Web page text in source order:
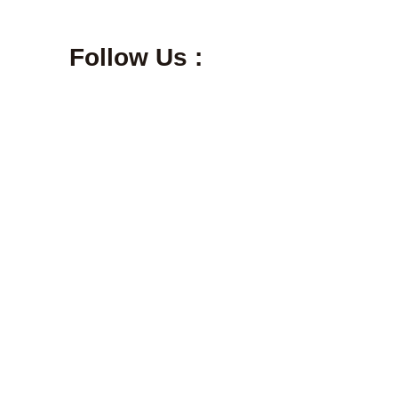
Follow Us :